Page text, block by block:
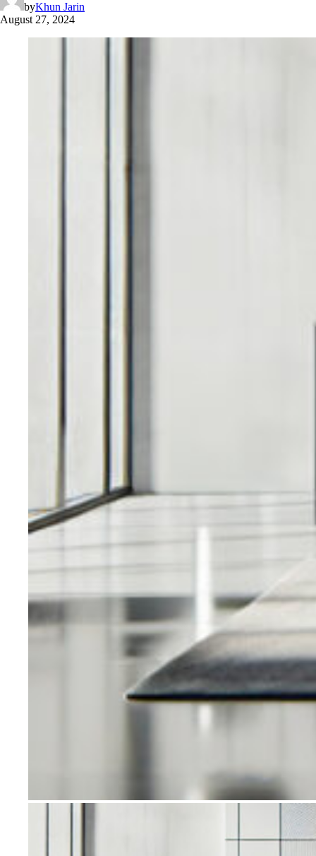
byKhun Jarin
August 27, 2024